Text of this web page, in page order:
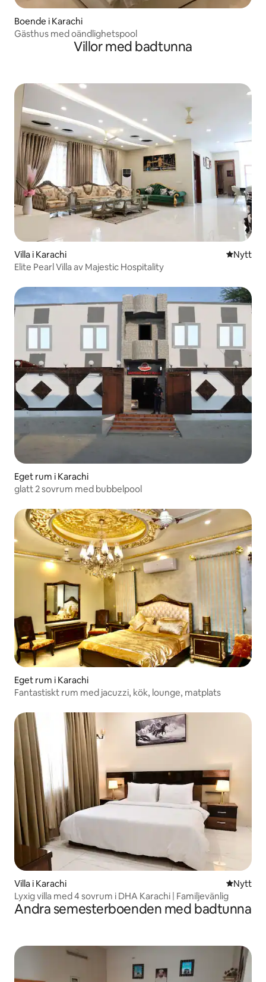
Boende i Karachi
Gästhus med oändlighetspool
Villor med badtunna
Villa i Karachi NyttNytt
Elite Pearl Villa av Majestic Hospitality
Eget rum i Karachi
glatt 2 sovrum med bubbelpool
Eget rum i Karachi
Fantastiskt rum med jacuzzi, kök, lounge, matplats
Villa i Karachi NyttNytt
Lyxig villa med 4 sovrum i DHA Karachi | Familjevänlig
Andra semesterboenden med badtunna